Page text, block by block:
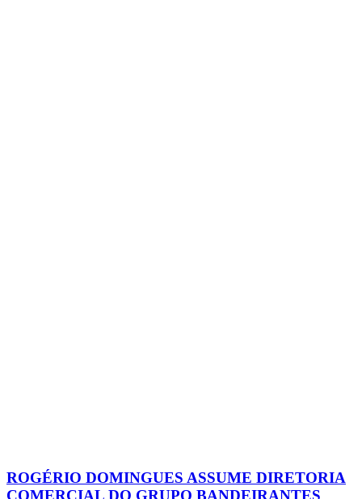
ROGÉRIO DOMINGUES ASSUME DIRETORIA
COMERCIAL DO GRUPO BANDEIRANTES